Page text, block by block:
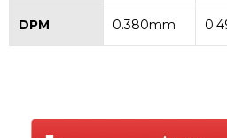
DPM 0.380mm